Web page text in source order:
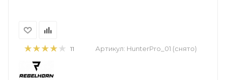
11 Артикул: HunterPro_01 (снято)